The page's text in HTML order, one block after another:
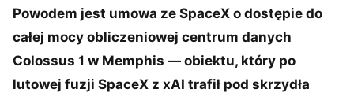
Powodem jest umowa ze SpaceX o dostępie do
całej mocy obliczeniowej centrum danych
Colossus 1 w Memphis — obiektu, który po
lutowej fuzji SpaceX z xAI trafił pod skrzydła